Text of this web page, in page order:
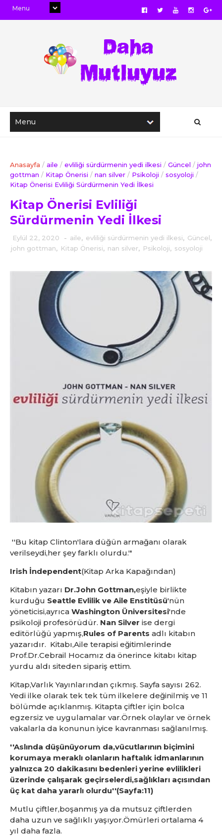
Anasayfa / aile / evliliği sürdürmenin yedi ilkesi / Güncel / john
gottman / Kitap Önerisi / nan silver / Psikoloji / sosyoloji /
Kitap Önerisi Evliliği Sürdürmenin Yedi İlkesi
Kitap Önerisi Evliliği
Sürdürmenin Yedi İlkesi
Eylül 22, 2020 - aile, evliliği sürdürmenin yedi ilkesi, Güncel,
john gottman, Kitap Önerisi, nan silver, Psikoloji, sosyoloji
''Bu kitap Clinton'lara düğün armağanı olarak
verilseydi,her şey farklı olurdu.''
Irish İndependent(Kitap Arka Kapağından)
Kitabın yazarı Dr.John Gottman,eşiyle birlikte
kurduğu Seattle Evlilik ve Aile Enstitüsü'nün
yöneticisi,ayrıca Washington Üniversitesi'nde
psikoloji profesörüdür. Nan Silver ise dergi
editörlüğü yapmış,Rules of Parents adlı kitabın
yazarıdır. Kitabı,Aile terapisi eğitimlerinde
Prof.Dr.Cebrail Hocamız da önerince kitabı kitap
yurdu aldı siteden sipariş ettim.
Kitap,Varlık Yayınlarından çıkmış. Sayfa sayısı 262.
Yedi ilke olarak tek tek tüm ilkelere değinilmiş ve 11
bölümde açıklanmış. Kitapta çiftler için bolca
egzersiz ve uygulamalar var.Örnek olaylar ve örnek
vakalarla da konunun iyice kavranması sağlanılmış.
''Aslında düşünüyorum da,vücutlarının biçimini
korumaya meraklı olanların haftalık idmanlarının
yalnızca 20 dakikasını bedenleri yerine evlilikleri
üzerinde çalışarak geçirselerdi,sağlıkları açısından
üç kat daha yararlı olurdu''(Sayfa:11)
Mutlu çiftler,boşanmış ya da mutsuz çiftlerden
daha uzun ve sağlıklı yaşıyor.Ömürleri ortalama 4
yıl daha fazla.